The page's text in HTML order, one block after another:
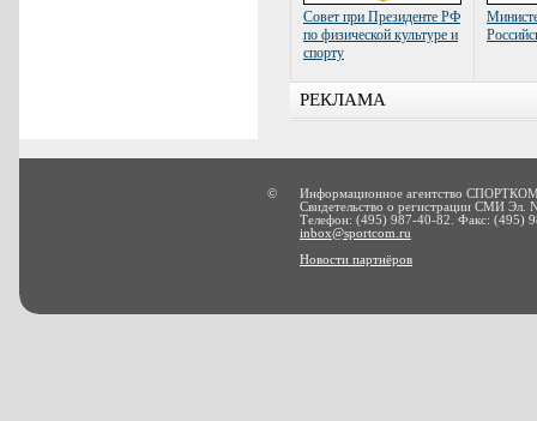
Совет при Президенте РФ
по физической культуре и
спорту
РЕКЛАМА
©
Информационное агентство
Свидетельство о регистрации СМИ Эл.
Телефон: (495) 987-40-82. Факс: (495)
inbox@sportcom.ru
Новости партнёров